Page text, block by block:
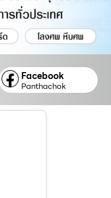
Facebook
Panthachok